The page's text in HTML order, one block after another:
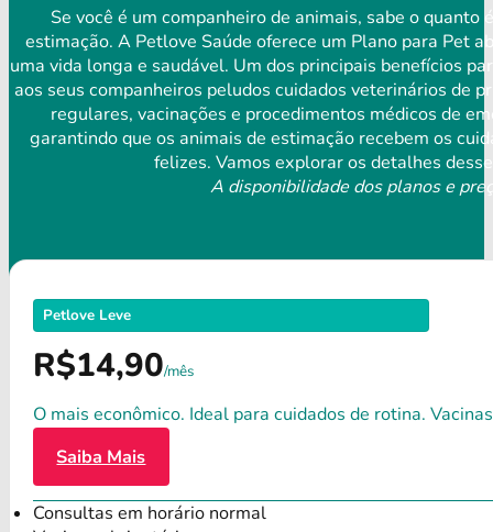
Se você é um companheiro de animais, sabe o
estimação. A Petlove Saúde oferece um Plano para Pet
uma vida longa e saudável. Um dos principais benefícios
aos seus companheiros peludos cuidados veterinários de
regulares, vacinações e procedimentos médicos de
garantindo que os animais de estimação recebem os
felizes. Vamos explorar os detalhes
A disponibilidade dos planos e
Petlove Leve
R$14,90/mês
O mais econômico. Ideal para cuidados de rotina.
Saiba Mais
Consultas em horário normal